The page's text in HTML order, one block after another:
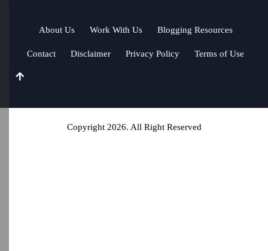
About Us Work With Us Blogging Resources
Contact Disclaimer Privacy Policy Terms of Use
Copyright 2026. All Right Reserved